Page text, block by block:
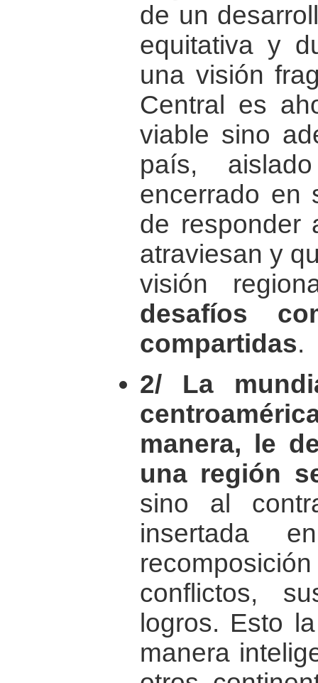
de un
equitativa y
una visión
Central es
viable sino
país,
encerrado en
de responder
atraviesan y
visión
desafíos
compartidas.
2/ La
manera, le
una región
sino al
insertada
conflictos,
logros. Esto
manera